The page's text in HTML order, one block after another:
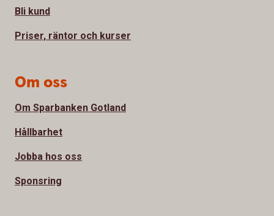
Bli kund
Priser, räntor och kurser
Om oss
Om Sparbanken Gotland
Hållbarhet
Jobba hos oss
Sponsring